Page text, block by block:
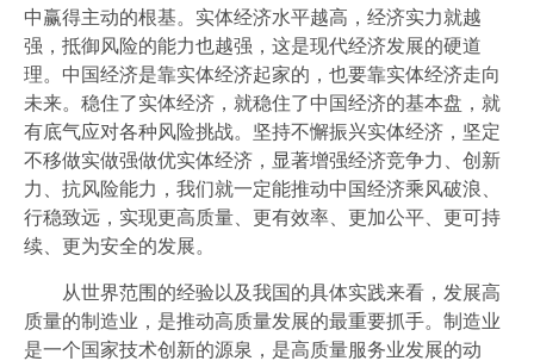
中赢得主动的根基。实体经济水平越高，经济实力就越
强，抵御风险的能力也越强，这是现代经济发展的硬道
理。中国经济是靠实体经济起家的，也要靠实体经济走向
未来。稳住了实体经济，就稳住了中国经济的基本盘，就
有底气应对各种风险挑战。坚持不懈振兴实体经济，坚定
不移做实做强做优实体经济，显著增强经济竞争力、创新
力、抗风险能力，我们就一定能推动中国经济乘风破浪、
行稳致远，实现更高质量、更有效率、更加公平、更可持
续、更为安全的发展。
从世界范围的经验以及我国的具体实践来看，发展高
质量的制造业，是推动高质量发展的最重要抓手。制造业
是一个国家技术创新的源泉，是高质量服务业发展的动